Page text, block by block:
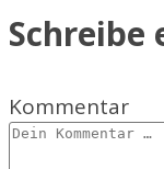
Schreibe
Kommentar